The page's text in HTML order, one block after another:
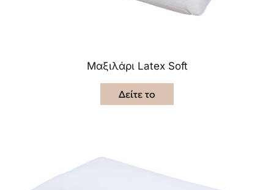
Μαξιλάρι Latex Soft
Δείτε το